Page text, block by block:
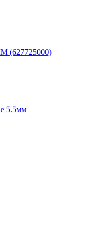
(627725000)
5.5мм